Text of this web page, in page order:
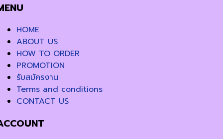
HOME
ABOUT US
HOW TO ORDER
PROMOTION
รับสมัครงาน
Terms and conditions
CONTACT US